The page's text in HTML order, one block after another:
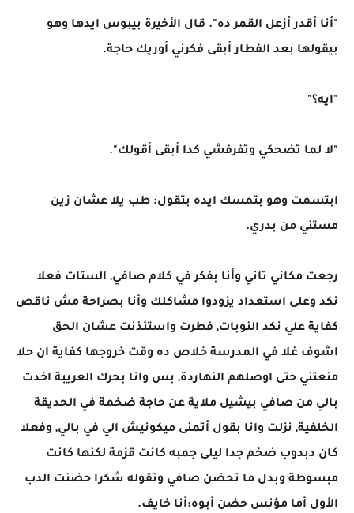
"أنا أقدر أزعل القمر ده". قال الأخيرة بيبوس ايدها وهو
بيقولها بعد الفطار أبقى فكرني أوريك حاجة.
"ايه؟"
"لا لما تضحكي وتفرفشي كدا أبقى أقولك".
ابتسمت وهو بتمسك ايده بتقول: طب يلا عشان زين
مستني من بدري.
رجعت مكاني تاني وأنا بفكر في كلام صافي, الستات فعلا
نكد وعلى استعداد يزودوا مشاكلك وأنا بصراحة مش ناقص
كفاية علي نكد النوبات, فطرت واستئذنت عشان الحق
اشوف غلا في المدرسة خلاص ده وقت خروجها كفاية ان حلا
منعتني حتى اوصلهم النهاردة, بس وانا بحرك العريبة اخدت
بالي من صافي بيشيل ملاية عن حاجة ضخمة في الحديقة
الخلفية, نزلت وانا بقول أتمنى ميكونيش الي في بالي, وفعلا
كان دبدوب ضخم جدا ليلى جمبه كانت قزمة لكنها كانت
مبسوطة وبدل ما تحضن صافي وتقوله شكرا حضنت الدب
الأول أما مؤنس حضن أبوه:أنا خايف.